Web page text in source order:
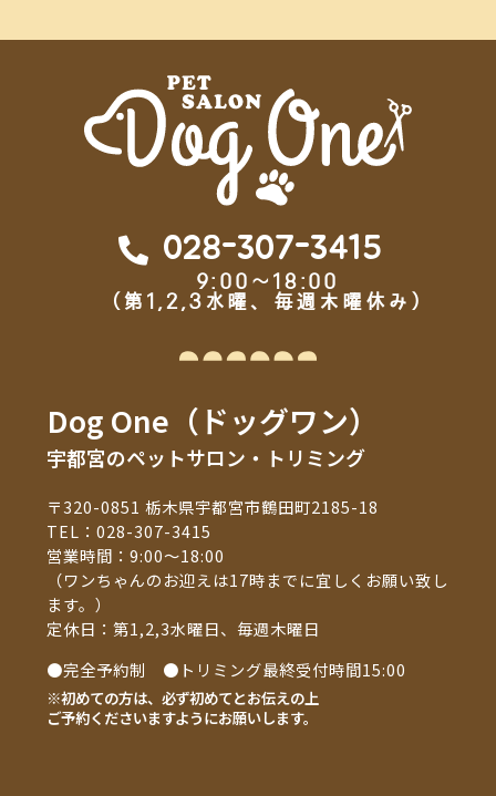
028-307-3415
9:00～18:00
（第1,2,3水曜、毎週木曜休み）
Dog One（ドッグワン）
宇都宮のペットサロン・トリミング
〒320-0851 栃木県宇都宮市鶴田町2185-18
TEL：028-307-3415
営業時間：9:00～18:00
（ワンちゃんのお迎えは17時までに宜しくお願い致し
ます。）
定休日：第1,2,3水曜日、毎週木曜日
●完全予約制 ●トリミング最終受付時間15:00
※初めての方は、必ず初めてとお伝えの上
ご予約くださいますようにお願いします。